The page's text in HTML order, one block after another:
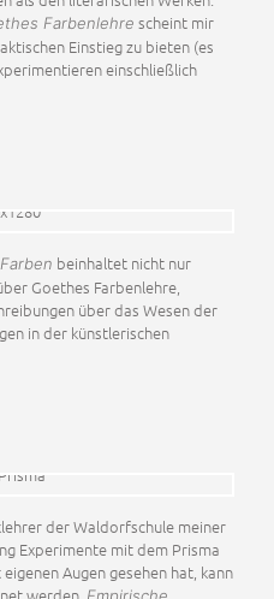
Farbenlehre scheint mir
Einstieg zu bieten (es
einschließlich
beinhaltet nicht nur
Goethes Farbenlehre,
über das Wesen der
in der künstlerischen
der Waldorfschule meiner
Experimente mit dem Prisma
Augen gesehen hat, kann
werden. Empirische